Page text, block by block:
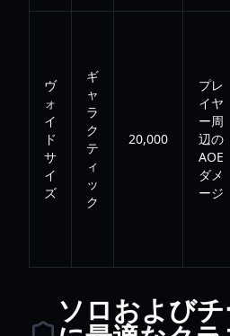
ヴ
ォ
イ
ド
サ
イ
ズ
ギ
ャ
ラ
ク
テ
ィ
ッ
ク
20,000
プレ
イヤ
ー周
辺の
AOE
ダメ
ージ
ソロおよび